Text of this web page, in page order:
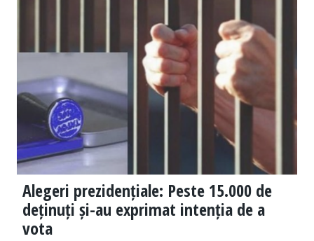
Alegeri prezidențiale: Peste 15.000 de
deținuți și-au exprimat intenția de a
vota